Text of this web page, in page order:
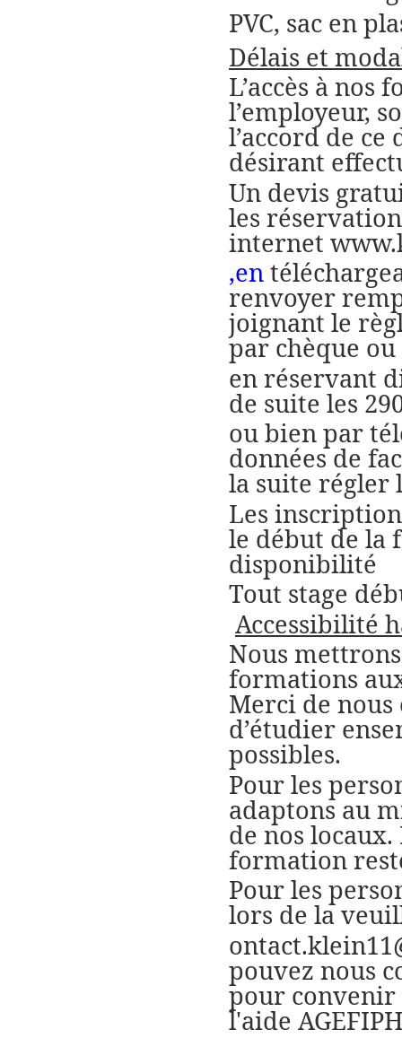
PVC, sac en
Délais et
L’accès à
l’employeur,
l’accord de
désirant
Un devis
les
internet
,en
renvoyer
joignant le
par chèque
en réservant
de suite les
ou bien par
données de
la suite régler
Les
le début de la
disponibilité
Tout stage
Accessibilité
Nous
formations
Merci de
d’étudier
possibles.
Pour les
adaptons au
de nos
formation
Pour les
lors de la
pouvez nous
pour convenir
l'aide